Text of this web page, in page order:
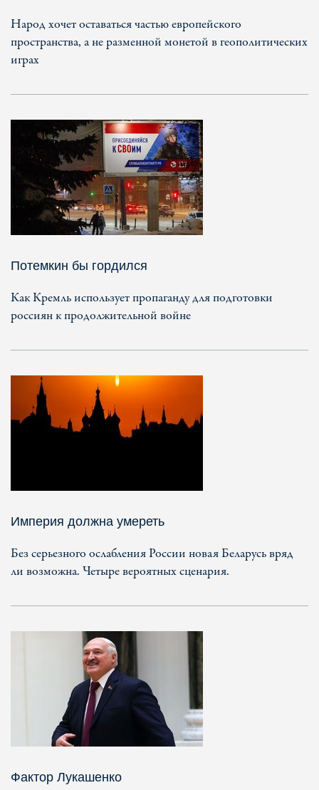
Народ хочет оставаться частью европейского
пространства, а не разменной монетой в геополитических
играх
Потемкин бы гордился
Как Кремль использует пропаганду для подготовки
россиян к продолжительной войне
Империя должна умереть
Без серьезного ослабления России новая Беларусь вряд
ли возможна. Четыре вероятных сценария.
Фактор Лукашенко